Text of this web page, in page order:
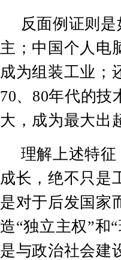
反面例证则
主；中国个人电
成为组装工业；
70、 80年代的技
大，成为最大出
理解上述特
成长，绝不只是
是对于后发国家
造“独立主权”和“
是与政治社会建